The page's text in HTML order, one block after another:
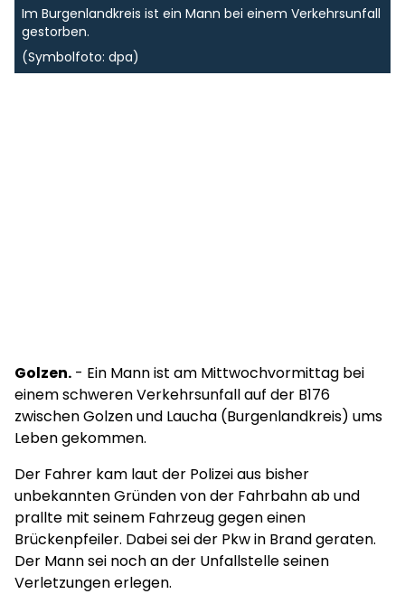
Im Burgenlandkreis ist ein Mann bei einem Verkehrsunfall
gestorben.
(Symbolfoto: dpa)
Golzen. - Ein Mann ist am Mittwochvormittag bei
einem schweren Verkehrsunfall auf der B176
zwischen Golzen und Laucha (Burgenlandkreis) ums
Leben gekommen.
Der Fahrer kam laut der Polizei aus bisher
unbekannten Gründen von der Fahrbahn ab und
prallte mit seinem Fahrzeug gegen einen
Brückenpfeiler. Dabei sei der Pkw in Brand geraten.
Der Mann sei noch an der Unfallstelle seinen
Verletzungen erlegen.